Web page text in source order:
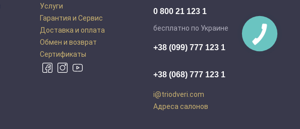
Услуги
Гарантия и Сервис
Доставка и оплата
Обмен и возврат
Сертификаты
0 800 21 123 1
бесплатно по Украине
+38 (099) 777 123 1
+38 (068) 777 123 1
i@triodveri.com
Адреса салонов